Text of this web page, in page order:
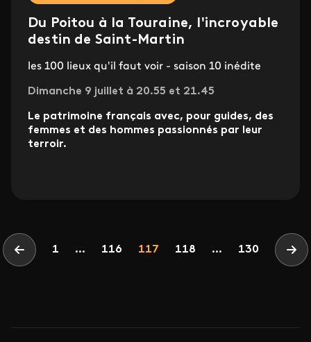
Du Poitou à la Touraine, l'incroyable
destin de Saint-Martin
les 100 lieux qu'il faut voir - saison 10 inédite
Dimanche 9 juillet à 20.55 et 21.45
Le patrimoine français avec, pour guides, des
femmes et des hommes passionnés par leur
terroir.
Pagination
Page précédente
1 ... Page
116 Page
117 Page
118 ... 130